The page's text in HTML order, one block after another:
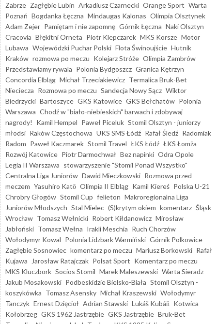
Zabrze Zagłębie Lubin Arkadiusz Czarnecki Orange Sport Warta
Poznań Bogdanka Łęczna Mindaugas Kalonas Olimpia Olsztynek
Adam Zejer Pamiętam i nie zapomnę Górnik Łęczna Naki Olsztyn
Cracovia Błękitni Orneta Piotr Klepczarek MKS Korsze Motor
Lubawa Wojewódzki Puchar Polski Flota Świnoujście Hutnik
Kraków rozmowa po meczu Kolejarz Stróże Olimpia Zambrów
Przedstawiamy rywala Polonia Bydgoszcz Granica Kętrzyn
Concordia Elbląg Michał Trzeciakiewicz Termalica Bruk-Bet
Nieciecza Rozmowa po meczu Sandecja Nowy Sącz Wiktor
Biedrzycki Bartoszyce GKS Katowice GKS Bełchatów Polonia
Warszawa Chodź w "biało-niebieskich" barwach i zdobywaj
nagrody!
Kamil Hempel Paweł Piceluk Stomil Olsztyn - juniorzy
młodsi Raków Częstochowa UKS SMS Łódź Rafał Śledź Radomiak
Radom Paweł Kaczmarek Stomil Travel ŁKS Łódź ŁKS Łomża
Rozwój Katowice Piotr Darmochwał Bez napinki Odra Opole
Legia II Warszawa stowarzyszenie "Stomil Ponad Wszystko"
Centralna Liga Juniorów Dawid Mieczkowski Rozmowa przed
meczem Yasuhiro Katō Olimpia II Elbląg Kamil Kiereś Polska U-21
Chrobry Głogów Stomil Cup felieton Makroregionalna Liga
Juniorów Młodszych Stal Mielec (S)krytym okiem komentarz Śląsk
Wrocław Tomasz Wełnicki Robert Kiłdanowicz Mirosław
Jabłoński Tomasz Wełna Irakli Meschia Ruch Chorzów
Wołodymyr Kowal Polonia Lidzbark Warmiński Górnik Polkowice
Zagłębie Sosnowiec komentarz po meczu Mariusz Borkowski Rafał
Kujawa
Jarosław Ratajczak Polsat Sport Komentarz po meczu
MKS Kluczbork Socios Stomil Marek Maleszewski Warta Sieradz
Jakub Mosakowski Podbeskidzie Bielsko-Biała Stomil Olsztyn -
koszykówka Tomasz Asensky Michał Kraszewski Wołodymyr
Tanczyk Ernest Dzięcioł Adrian Stawski Lukáš Kubáň Kotwica
Kołobrzeg GKS 1962 Jastrzębie GKS Jastrzębie Bruk-Bet